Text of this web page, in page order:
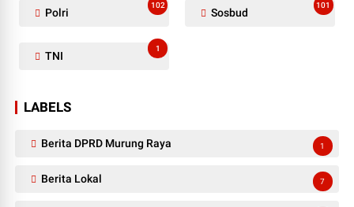
Polri
102
Sosbud
101
TNI
1
LABELS
Berita DPRD Murung Raya 1
Berita Lokal 7